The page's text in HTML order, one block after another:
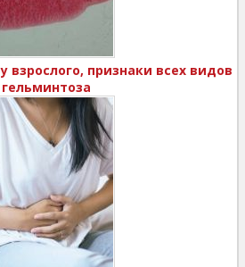
взрослого, признаки всех видов
гельминтоза